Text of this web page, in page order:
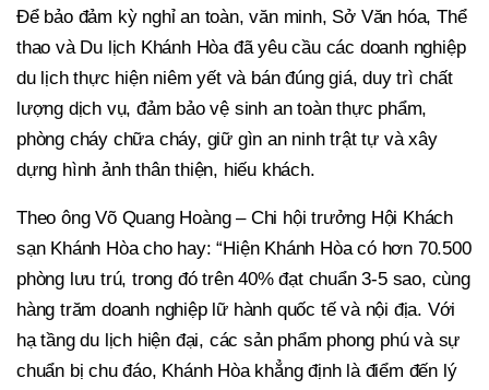
Để bảo đảm kỳ nghỉ an toàn, văn minh, Sở Văn hóa, Thể
thao và Du lịch Khánh Hòa đã yêu cầu các doanh nghiệp
du lịch thực hiện niêm yết và bán đúng giá, duy trì chất
lượng dịch vụ, đảm bảo vệ sinh an toàn thực phẩm,
phòng cháy chữa cháy, giữ gìn an ninh trật tự và xây
dựng hình ảnh thân thiện, hiếu khách.
Theo ông Võ Quang Hoàng – Chi hội trưởng Hội Khách
sạn Khánh Hòa cho hay: “Hiện Khánh Hòa có hơn 70.500
phòng lưu trú, trong đó trên 40% đạt chuẩn 3-5 sao, cùng
hàng trăm doanh nghiệp lữ hành quốc tế và nội địa. Với
hạ tầng du lịch hiện đại, các sản phẩm phong phú và sự
chuẩn bị chu đáo, Khánh Hòa khẳng định là điểm đến lý